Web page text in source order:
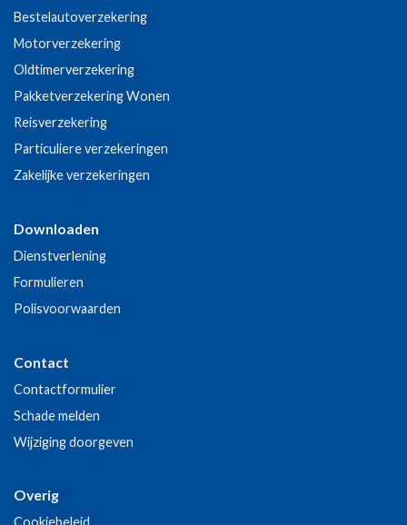
Bestelautoverzekering
Motorverzekering
Oldtimerverzekering
Pakketverzekering Wonen
Reisverzekering
Particuliere verzekeringen
Zakelijke verzekeringen
Downloaden
Dienstverlening
Formulieren
Polisvoorwaarden
Contact
Contactformulier
Schade melden
Wijziging doorgeven
Overig
Cookiebeleid